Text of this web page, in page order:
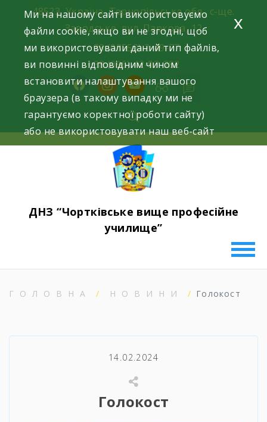
content
48523, Україна, Тернопільська обл., с-ще.
Заводське, вул. Паркова, 12
+38 (03552) 2-49-77
+38 (096) 42-93-282
facebookinstagramyoutube
ДНЗ “Чортківське вище професійне
училище”
ГОЛОВНА НОВИНИ Голокост
14.02.2024
Голокост
Ми на нашому сайті використовуємо
файли cookie, якщо ви не згодні, щоб
ми використовували даний тип файлів,
ви повинні відповідним чином
встановити налаштування вашого
браузера (в такому випадку ми не
гарантуємо коректної роботи сайту)
або не використовувати наш веб-сайт
x